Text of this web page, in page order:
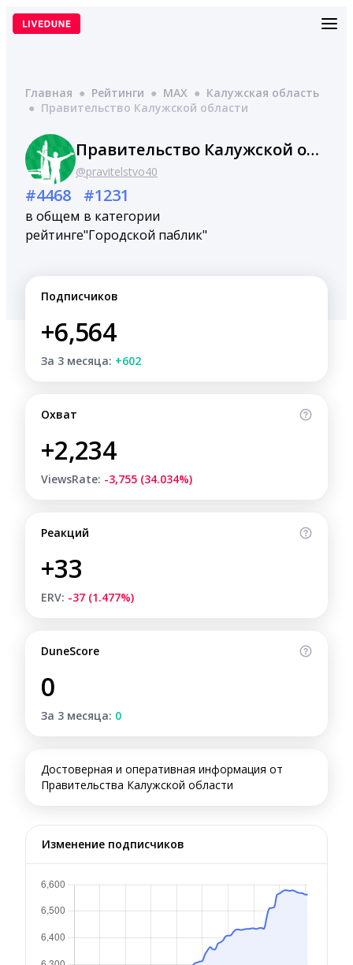
Перейти
Главная ● Рейтинги ● MAX ● Калужская область
● Правительство Калужской области
Правительство Калужской области
@pravitelstvo40
#4468
в общем
рейтинге
#1231
в категории
"Городской паблик"
Подписчиков
+6,564
За 3 месяца: +602
Охват
+2,234
ViewsRate: -3,755 (34.034%)
Реакций
+33
ERV: -37 (1.477%)
DuneScore
0
За 3 месяца: 0
Достоверная и оперативная информация от
Правительства Калужской области
Изменение подписчиков